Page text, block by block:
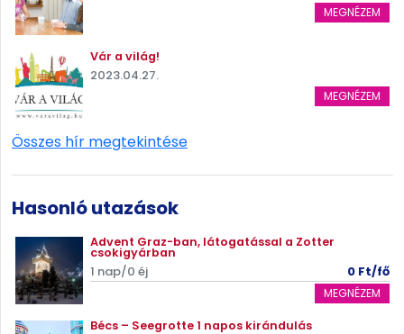
MEGNÉZEM
Vár a világ!
2023.04.27.
MEGNÉZEM
Összes hír megtekintése
Hasonló utazások
Advent Graz-ban, látogatással a Zotter
csokigyárban
1 nap/0 éj 0 Ft/fő
MEGNÉZEM
Bécs – Seegrotte 1 napos kirándulás